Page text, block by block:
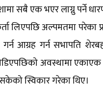
सबै एक भएर लाग्नु पर्ने
लिएपछि अल्पमतमा परेका
आग्रह गर्न सभापति
अवस्थामा
स्विकार गरेका थिए।